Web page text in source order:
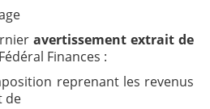
avertissement extrait de
Finances :
reprenant les revenus
de